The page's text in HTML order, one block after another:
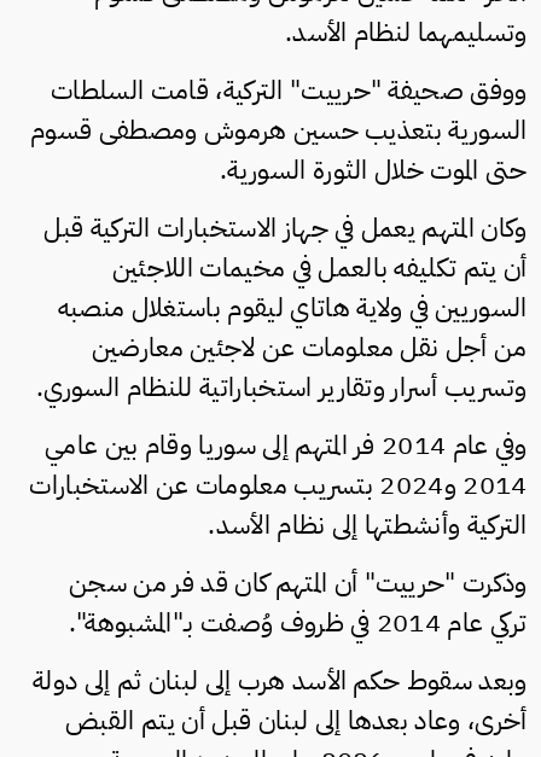
وتسليمهما لنظام الأسد.
ووفق صحيفة "حرييت" التركية، قامت السلطات
السورية بتعذيب حسين هرموش ومصطفى قسوم
حتى الموت خلال الثورة السورية.
وكان المتهم يعمل في جهاز الاستخبارات التركية قبل
أن يتم تكليفه بالعمل في مخيمات اللاجئين
السوريين في ولاية هاتاي ليقوم باستغلال منصبه
من أجل نقل معلومات عن لاجئين معارضين
وتسريب أسرار وتقارير استخباراتية للنظام السوري.
وفي عام 2014 فر المتهم إلى سوريا وقام بين عامي
2014 و2024 بتسريب معلومات عن الاستخبارات
التركية وأنشطتها إلى نظام الأسد.
وذكرت "حرييت" أن المتهم كان قد فر من سجن
تركي عام 2014 في ظروف وُصفت بـ"المشبوهة".
وبعد سقوط حكم الأسد هرب إلى لبنان ثم إلى دولة
أخرى، وعاد بعدها إلى لبنان قبل أن يتم القبض